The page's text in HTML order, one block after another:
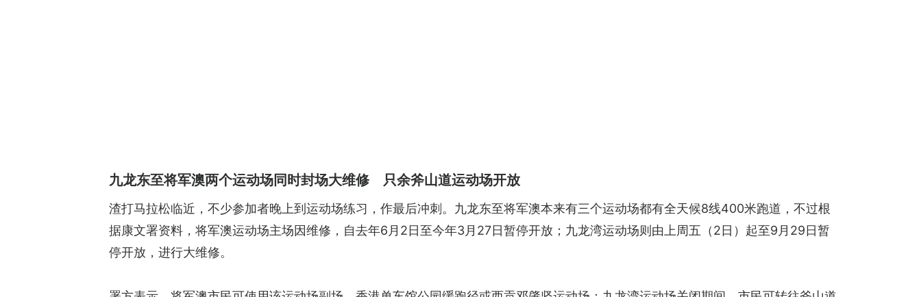
九龙东至将军澳两个运动场同时封场大维修 只余斧山道运动场开放
渣打马拉松临近，不少参加者晚上到运动场练习，作最后冲刺。九龙东至将军澳本来有三个运动场都有全天候8线400米跑道，不过根
据康文署资料，将军澳运动场主场因维修，自去年6月2日至今年3月27日暂停开放；九龙湾运动场则由上周五（2日）起至9月29日暂
停开放，进行大维修。